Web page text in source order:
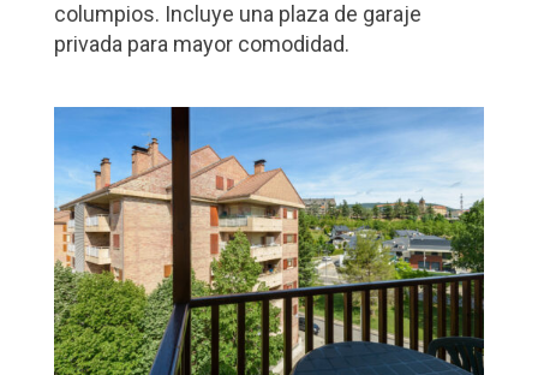
columpios. Incluye una plaza de garaje
privada para mayor comodidad.